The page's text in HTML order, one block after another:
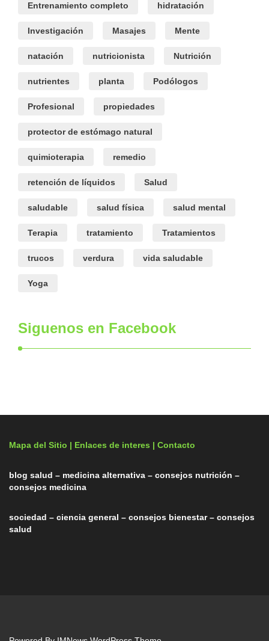
Entrenamiento completo hidratación
Investigación Masajes Mente
natación nutricionista Nutrición
nutrientes planta Podólogos
Profesional propiedades
protector de estómago natural
quimioterapia remedio
retención de líquidos Salud
saludable salud física salud mental
Terapia tratamiento Tratamientos
trucos verdura vida saludable
Yoga
Siguenos en Facebook
Mapa del Sitio | Enlaces de interes | Contacto
blog salud – medicina alternativa – consejos nutrición –
consejos medicina
sociedad – ciencia general – consejos bienestar – consejos
salud